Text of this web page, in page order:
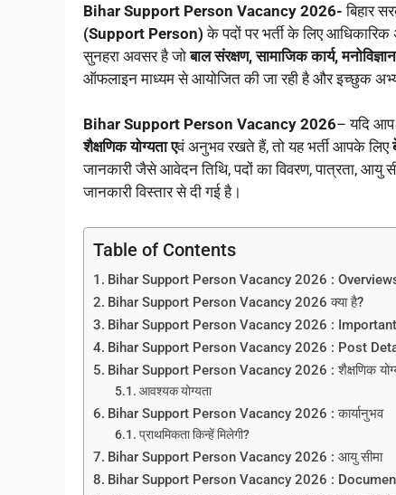
Bihar Support Person Vacancy 2026-बिहार
(Support Person) के पदों पर भर्ती के लिए
सुनहरा अवसर है जोबाल संरक्षण, सामाजिक कार्य,
ऑफलाइन माध्यम से आयोजित की जा रही है और इच्छुक
Bihar Support Person Vacancy 2026– यदि
शैक्षणिक योग्यता एवं अनुभव रखते हैं, तो यह भर्ती आपके लिए
जानकारी जैसे आवेदन तिथि, पदों का विवरण, पात्रता, आयु
जानकारी विस्तार से दी गई है।
Table of Contents
Bihar Support Person Vacancy 2026 :
Bihar Support Person Vacancy 2026 क्या है?
Bihar Support Person Vacancy 2026 :
Bihar Support Person Vacancy 2026 : Post
Bihar Support Person Vacancy 2026 : शैक्षणिक
आवश्यक योग्यता
Bihar Support Person Vacancy 2026 : कार्यानुभव
प्राथमिकता किन्हें मिलेगी?
Bihar Support Person Vacancy 2026 : आयु सीमा
Bihar Support Person Vacancy 2026 :